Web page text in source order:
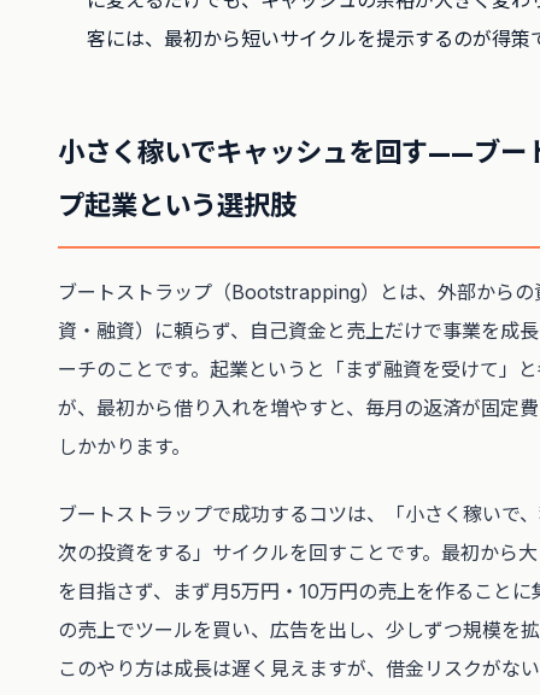
客には、最初から短いサイクルを提示するのが得策
小さく稼いでキャッシュを回す——ブー
プ起業という選択肢
ブートストラップ（Bootstrapping）とは、外部からの
資・融資）に頼らず、自己資金と売上だけで事業を成
ーチのことです。起業というと「まず融資を受けて」
が、最初から借り入れを増やすと、毎月の返済が固定
しかかります。
ブートストラップで成功するコツは、「小さく稼いで
次の投資をする」サイクルを回すことです。最初から
を目指さず、まず月5万円・10万円の売上を作ることに
の売上でツールを買い、広告を出し、少しずつ規模を
このやり方は成長は遅く見えますが、借金リスクがな